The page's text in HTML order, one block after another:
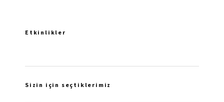
Etkinlikler
Sizin için seçtiklerimiz